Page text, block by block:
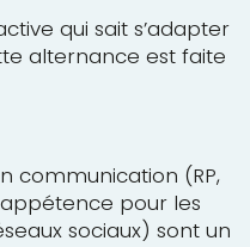
qui sait s’adapter
alternance est faite
communication (RP,
pour les
sociaux) sont un